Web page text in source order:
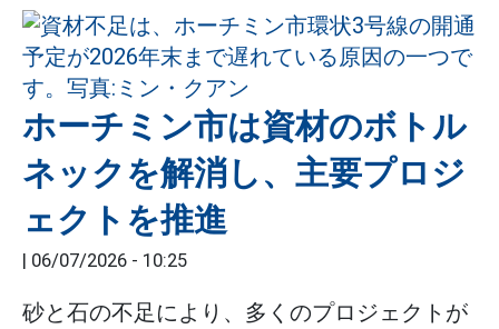
ホーチミン市は資材のボトル
ネックを解消し、主要プロジ
ェクトを推進
| 06/07/2026 - 10:25
砂と石の不足により、多くのプロジェクトが